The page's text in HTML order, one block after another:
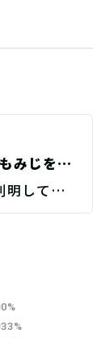
みじを探
していな
0%
33%